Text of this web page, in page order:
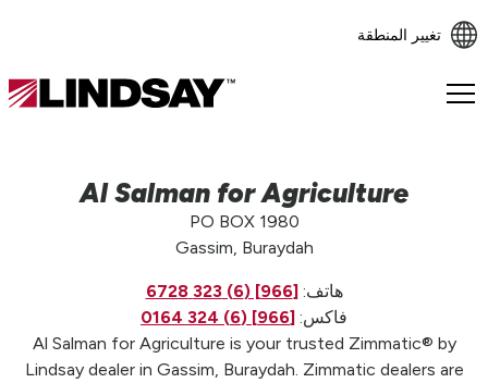
تغيير المنطقة
Lindsay.
Al Salman for Agriculture
PO BOX 1980
Gassim, Buraydah
هاتف:[966] (6) 323 6728
فاكس: [966] (6) 324 0164
Al Salman for Agriculture is your trusted Zimmatic® by
Lindsay dealer in Gassim, Buraydah. Zimmatic dealers are